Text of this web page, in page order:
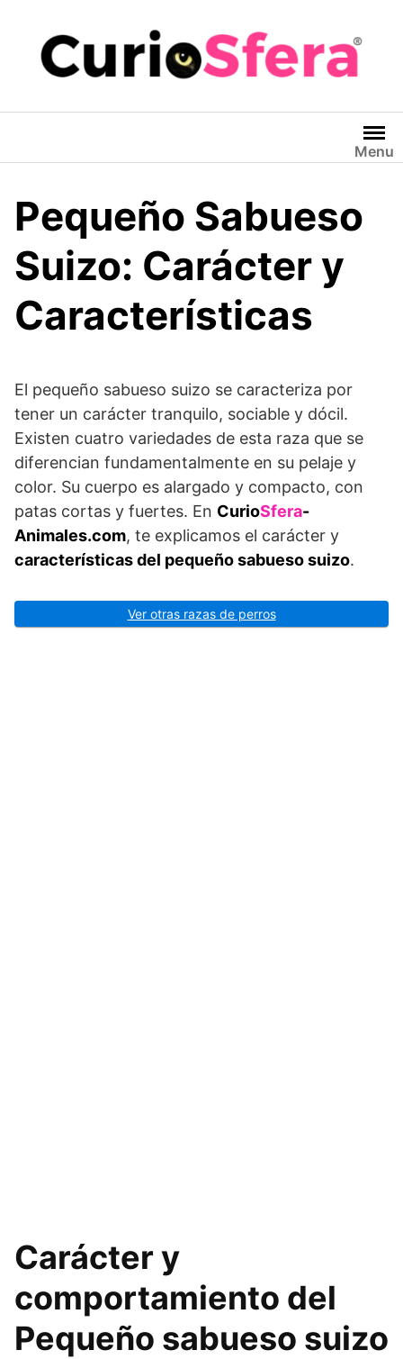
contenido
Menu
Pequeño Sabueso
Suizo: Carácter y
Características
El pequeño sabueso suizo se caracteriza por
tener un carácter tranquilo, sociable y dócil.
Existen cuatro variedades de esta raza que se
diferencian fundamentalmente en su pelaje y
color. Su cuerpo es alargado y compacto, con
patas cortas y fuertes. En CurioSfera-
Animales.com, te explicamos el carácter y
características del pequeño sabueso suizo.
Ver otras razas de perros
Carácter y
comportamiento del
Pequeño sabueso suizo